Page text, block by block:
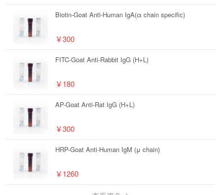
Biotin-Goat Anti-Human IgA(α chain specific)
￥300
FITC-Goat Anti-Rabbit IgG (H+L)
￥180
AP-Goat Anti-Rat IgG (H+L)
￥300
HRP-Goat Anti-Human IgM (μ chain)
￥1260